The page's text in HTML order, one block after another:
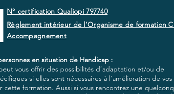
N° certification Qualiopi 797740
Règlement intérieur de l’Organisme de formation
Accompagnement
en situation de Handicap :
vous offrir des possibilités d’adaptation et/ou de
si elles sont nécessaires à l’amélioration de vos
cette formation. Aussi si vous rencontrez une